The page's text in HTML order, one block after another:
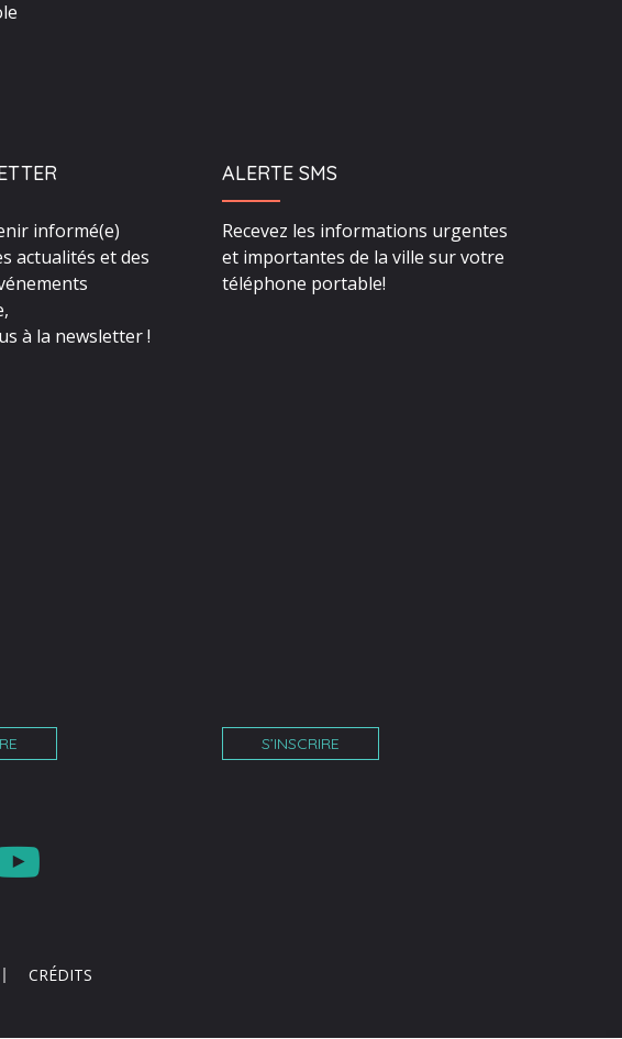
informé(e)
actualités et des
à la newsletter !
ALERTE SMS
Recevez les informations urgentes
et importantes de la ville sur votre
téléphone portable!
S’INSCRIRE
chaîne
CRÉDITS